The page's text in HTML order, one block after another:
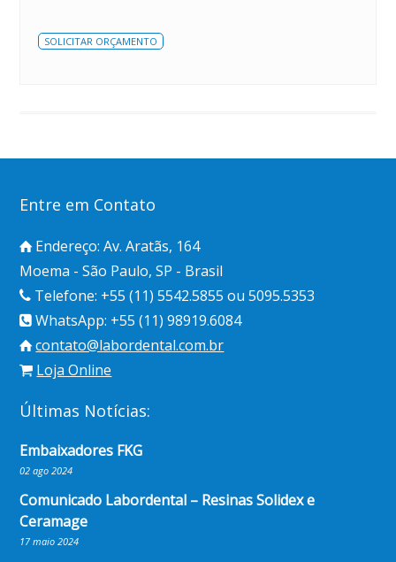
SOLICITAR ORÇAMENTO
Entre em Contato
Endereço: Av. Aratãs, 164
Moema - São Paulo, SP - Brasil
Telefone: +55 (11) 5542.5855 ou 5095.5353
WhatsApp: +55 (11) 98919.6084
contato@labordental.com.br
Loja Online
Últimas Notícias:
Embaixadores FKG
02 ago 2024
Comunicado Labordental – Resinas Solidex e
Ceramage
17 maio 2024